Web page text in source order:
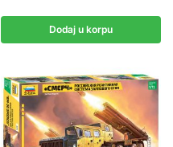
Dodaj u korpu